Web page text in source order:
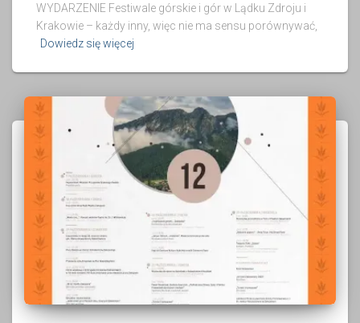
WYDARZENIE Festiwale górskie i gór w Lądku Zdroju i
Krakowie – każdy inny, więc nie ma sensu porównywać,
Dowiedz się więcej